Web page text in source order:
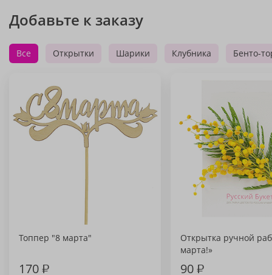
Добавьте к заказу
Все Открытки Шарики Клубника Бенто-
Топпер "8 марта"
170₽
Открытка ручной
марта!»
90₽